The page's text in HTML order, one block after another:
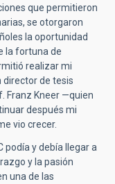
que permitieron
se otorgaron
la oportunidad
la fortuna de
realizar mi
director de tesis
Franz Kneer —quien
después mi
vio crecer.
podía y debía llegar a
y la pasión
una de las